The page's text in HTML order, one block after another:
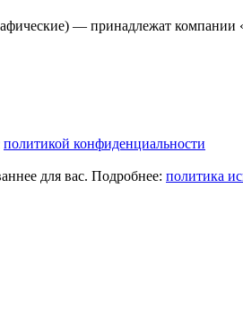
— принадлежат
политикой конфиденциальности
для вас. Подробнее: политика